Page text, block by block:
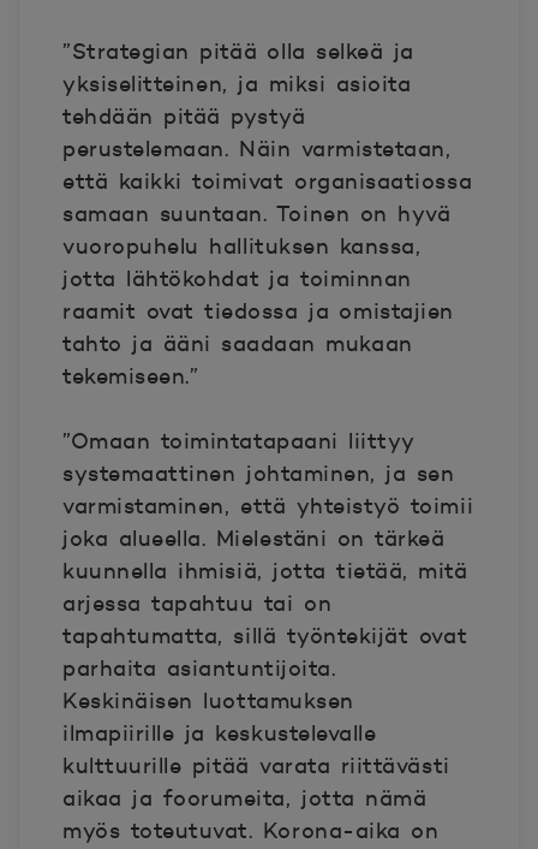
”Strategian pitää olla selkeä ja
yksiselitteinen, ja miksi asioita
tehdään pitää pystyä
perustelemaan. Näin varmistetaan,
että kaikki toimivat organisaatiossa
samaan suuntaan. Toinen on hyvä
vuoropuhelu hallituksen kanssa,
jotta lähtökohdat ja toiminnan
raamit ovat tiedossa ja omistajien
tahto ja ääni saadaan mukaan
tekemiseen.”
”Omaan toimintatapaani liittyy
systemaattinen johtaminen, ja sen
varmistaminen, että yhteistyö toimii
joka alueella. Mielestäni on tärkeä
kuunnella ihmisiä, jotta tietää, mitä
arjessa tapahtuu tai on
tapahtumatta, sillä työntekijät ovat
parhaita asiantuntijoita.
Keskinäisen luottamuksen
ilmapiirille ja keskustelevalle
kulttuurille pitää varata riittävästi
aikaa ja foorumeita, jotta nämä
myös toteutuvat. Korona-aika on